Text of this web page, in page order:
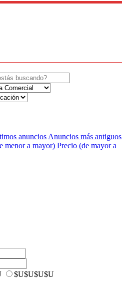
anuncios Anuncios más antiguos
menor a mayor) Precio (de mayor a
$U$U$U$U